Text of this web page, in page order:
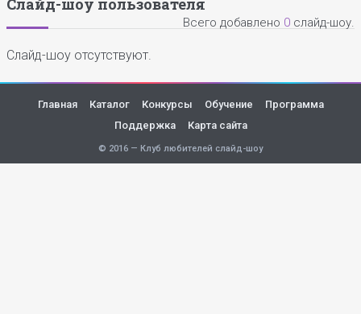
Слайд-шоу пользователя
Всего добавлено 0 слайд-шоу.
Слайд-шоу отсутствуют.
Главная Каталог Конкурсы Обучение
Программа
Поддержка
Карта сайта
© 2016 — Клуб любителей слайд-шоу